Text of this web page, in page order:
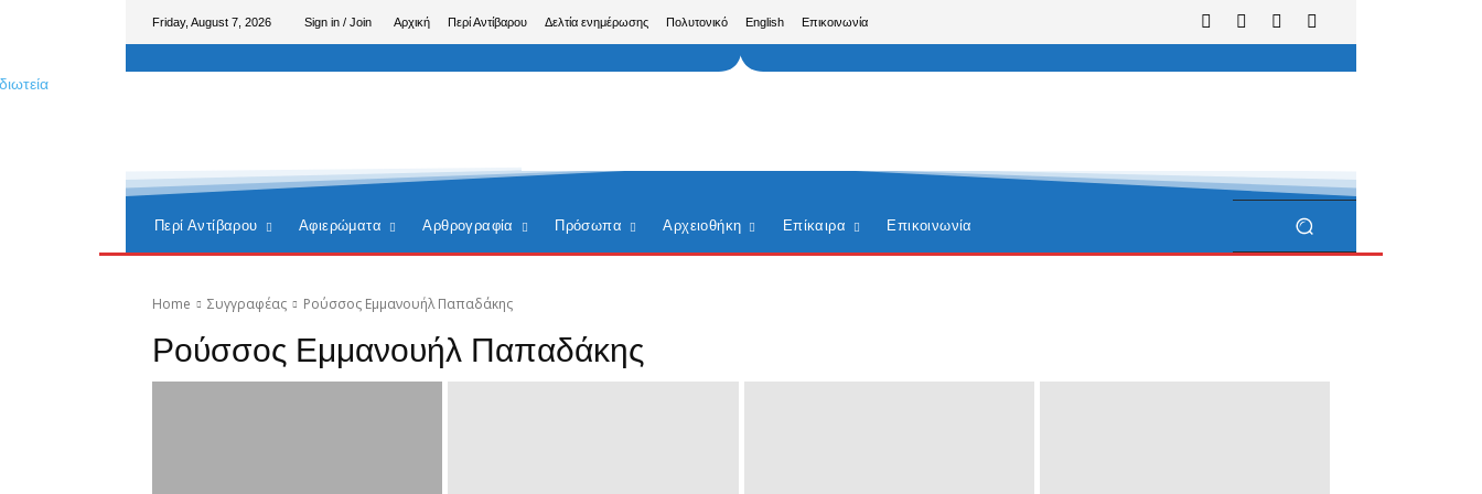
Friday, August 7, 2026 Sign in / Join Αρχική Περί Αντίβαρου Δελτία ενημέρωσης Πολυτονικό English Επικοινωνία
Περί Αντίβαρου Αφιερώματα Αρθρογραφία Πρόσωπα Αρχειοθήκη Επίκαιρα Επικοινωνία
Home Συγγραφέας Ρούσσος Εμμανουήλ Παπαδάκης
Ρούσσος Εμμανουήλ Παπαδάκης